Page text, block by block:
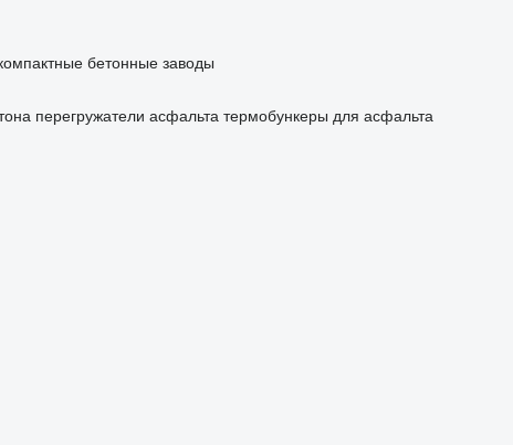
бетонные заводы
перегружатели асфальта термобункеры для асфальта